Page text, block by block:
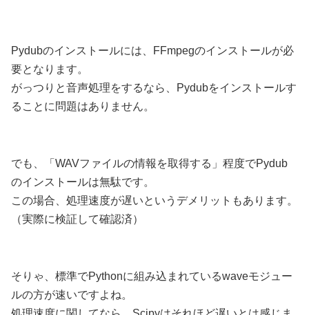
Pydubのインストールには、FFmpegのインストールが必
要となります。
がっつりと音声処理をするなら、Pydubをインストールす
ることに問題はありません。
でも、「WAVファイルの情報を取得する」程度でPydub
のインストールは無駄です。
この場合、処理速度が遅いというデメリットもあります。
（実際に検証して確認済）
そりゃ、標準でPythonに組み込まれているwaveモジュー
ルの方が速いですよね。